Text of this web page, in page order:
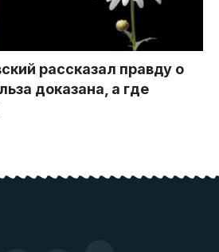
рассказал правду о
доказана, а где